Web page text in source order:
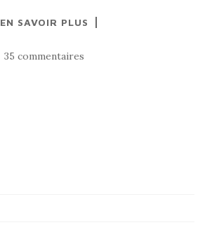
EN SAVOIR PLUS
35 commentaires